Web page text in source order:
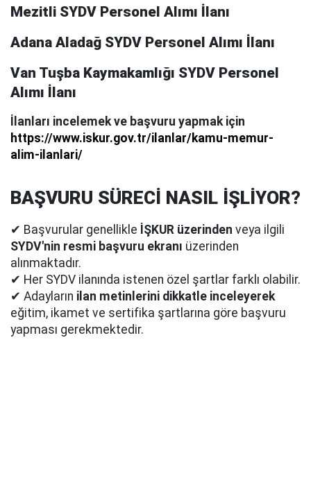
Mezitli SYDV Personel Alımı İlanı
Adana Aladağ SYDV Personel Alımı İlanı
Van Tuşba Kaymakamlığı SYDV Personel
Alımı İlanı
İlanları incelemek ve başvuru yapmak için
https://www.iskur.gov.tr/ilanlar/kamu-memur-
alim-ilanlari/
BAŞVURU SÜRECİ NASIL İŞLİYOR?
✔ Başvurular genellikle İŞKUR üzerinden veya ilgili
SYDV'nin resmi başvuru ekranı üzerinden
alınmaktadır.
✔ Her SYDV ilanında istenen özel şartlar farklı olabilir.
✔ Adayların ilan metinlerini dikkatle inceleyerek
eğitim, ikamet ve sertifika şartlarına göre başvuru
yapması gerekmektedir.